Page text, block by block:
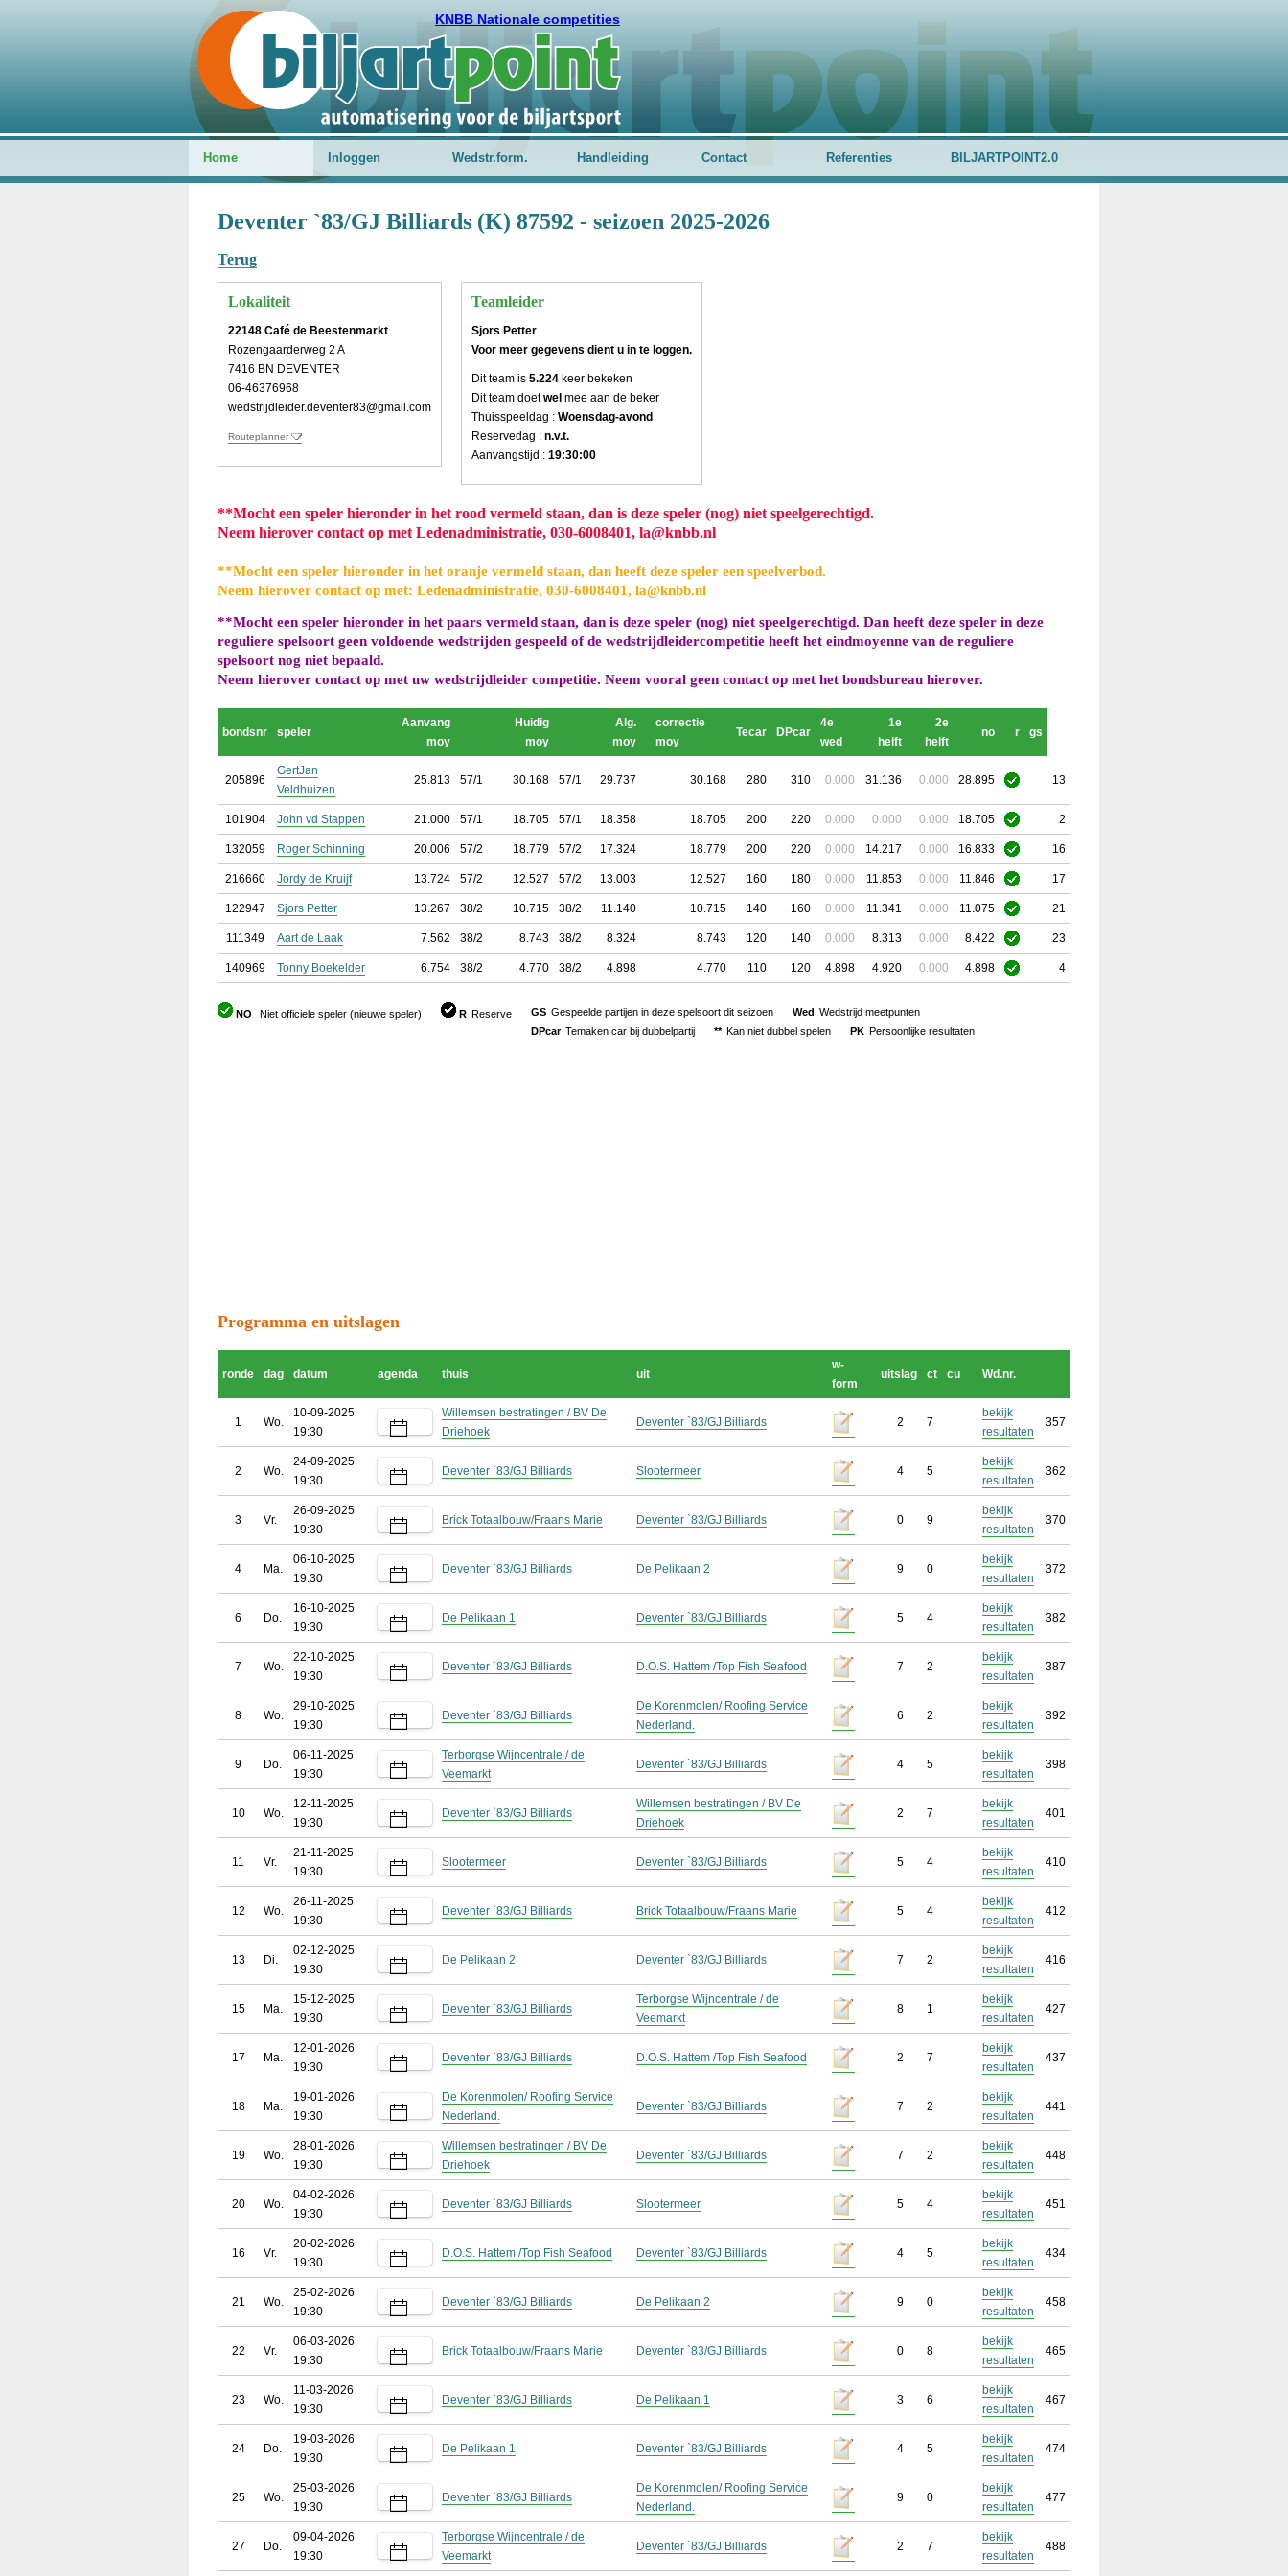
KNBB Nationale competities
Home Inloggen Wedstr.form. Handleiding Contact Referenties BILJARTPOINT2.0
Deventer `83/GJ Billiards (K) 87592 - seizoen 2025-2026
Terug
Lokaliteit
22148 Café de Beestenmarkt
Rozengaarderweg 2 A
7416 BN DEVENTER
06-46376968
wedstrijdleider.deventer83@gmail.com
Routeplanner
Teamleider
Sjors Petter
Voor meer gegevens dient u in te loggen.
Dit team is 5.224 keer bekeken
Dit team doetwel mee aan de beker
Thuisspeeldag : Woensdag-avond
Reservedag : n.v.t.
Aanvangstijd : 19:30:00
**Mocht een speler hieronder in het rood vermeld staan, dan is deze speler (nog) niet speelgerechtigd.
Neem hierover contact op met Ledenadministratie, 030-6008401, la@knbb.nl
**Mocht een speler hieronder in het oranje vermeld staan, dan heeft deze speler een speelverbod.
Neem hierover contact op met: Ledenadministratie, 030-6008401, la@knbb.nl
**Mocht een speler hieronder in het paars vermeld staan, dan is deze speler (nog) niet speelgerechtigd. Dan heeft deze speler in deze
reguliere spelsoort geen voldoende wedstrijden gespeeld of de wedstrijdleidercompetitie heeft het eindmoyenne van de reguliere
spelsoort nog niet bepaald.
Neem hierover contact op met uw wedstrijdleider competitie. Neem vooral geen contact op met het bondsbureau hierover.
bondsnr speler
Aanvang
moy
Huidig
moy
Alg.
moy
correctie
moy
Tecar DPcar
4e
wed
1e
helft
2e
helft
no r gs
205896
GertJan
Veldhuizen
25.813 57/1 30.168 57/1 29.737 30.168 280 310 0.000 31.136 0.000 28.895 13
101904 John vd Stappen 21.000 57/1 18.705 57/1 18.358 18.705 200 220 0.000 0.000 0.000 18.705 2
132059 Roger Schinning 20.006 57/2 18.779 57/2 17.324 18.779 200 220 0.000 14.217 0.000 16.833 16
216660 Jordy de Kruijf 13.724 57/2 12.527 57/2 13.003 12.527 160 180 0.000 11.853 0.000 11.846 17
122947 Sjors Petter 13.267 38/2 10.715 38/2 11.140 10.715 140 160 0.000 11.341 0.000 11.075 21
111349 Aart de Laak 7.562 38/2 8.743 38/2 8.324 8.743 120 140 0.000 8.313 0.000 8.422 23
140969 Tonny Boekelder 6.754 38/2 4.770 38/2 4.898 4.770 110 120 4.898 4.920 0.000 4.898 4
NO Niet officiele speler (nieuwe speler) R Reserve GS Gespeelde partijen in deze spelsoort dit seizoen Wed Wedstrijd meetpunten
DPcar Temaken car bij dubbelpartij ** Kan niet dubbel spelen PK Persoonlijke resultaten
Programma en uitslagen
ronde dag datum agenda thuis uit
w-
form
uitslag ct cu Wd.nr.
1 Wo.
10-09-2025
19:30
Willemsen bestratingen / BV De
Driehoek
Deventer `83/GJ Billiards 2 7
bekijk
resultaten
357
2 Wo.
24-09-2025
19:30
Deventer `83/GJ Billiards Slootermeer 4 5
bekijk
resultaten
362
3 Vr.
26-09-2025
19:30
Brick Totaalbouw/Fraans Marie Deventer `83/GJ Billiards 0 9
bekijk
resultaten
370
4 Ma.
06-10-2025
19:30
Deventer `83/GJ Billiards De Pelikaan 2 9 0
bekijk
resultaten
372
6 Do.
16-10-2025
19:30
De Pelikaan 1 Deventer `83/GJ Billiards 5 4
bekijk
resultaten
382
7 Wo.
22-10-2025
19:30
Deventer `83/GJ Billiards D.O.S. Hattem /Top Fish Seafood 7 2
bekijk
resultaten
387
8 Wo.
29-10-2025
19:30
Deventer `83/GJ Billiards
De Korenmolen/ Roofing Service
Nederland.
6 2
bekijk
resultaten
392
9 Do.
06-11-2025
19:30
Terborgse Wijncentrale / de
Veemarkt
Deventer `83/GJ Billiards 4 5
bekijk
resultaten
398
10 Wo.
12-11-2025
19:30
Deventer `83/GJ Billiards
Willemsen bestratingen / BV De
Driehoek
2 7
bekijk
resultaten
401
11 Vr.
21-11-2025
19:30
Slootermeer Deventer `83/GJ Billiards 5 4
bekijk
resultaten
410
12 Wo.
26-11-2025
19:30
Deventer `83/GJ Billiards Brick Totaalbouw/Fraans Marie 5 4
bekijk
resultaten
412
13 Di.
02-12-2025
19:30
De Pelikaan 2 Deventer `83/GJ Billiards 7 2
bekijk
resultaten
416
15 Ma.
15-12-2025
19:30
Deventer `83/GJ Billiards
Terborgse Wijncentrale / de
Veemarkt
8 1
bekijk
resultaten
427
17 Ma.
12-01-2026
19:30
Deventer `83/GJ Billiards D.O.S. Hattem /Top Fish Seafood 2 7
bekijk
resultaten
437
18 Ma.
19-01-2026
19:30
De Korenmolen/ Roofing Service
Nederland.
Deventer `83/GJ Billiards 7 2
bekijk
resultaten
441
19 Wo.
28-01-2026
19:30
Willemsen bestratingen / BV De
Driehoek
Deventer `83/GJ Billiards 7 2
bekijk
resultaten
448
20 Wo.
04-02-2026
19:30
Deventer `83/GJ Billiards Slootermeer 5 4
bekijk
resultaten
451
16 Vr.
20-02-2026
19:30
D.O.S. Hattem /Top Fish Seafood Deventer `83/GJ Billiards 4 5
bekijk
resultaten
434
21 Wo.
25-02-2026
19:30
Deventer `83/GJ Billiards De Pelikaan 2 9 0
bekijk
resultaten
458
22 Vr.
06-03-2026
19:30
Brick Totaalbouw/Fraans Marie Deventer `83/GJ Billiards 0 8
bekijk
resultaten
465
23 Wo.
11-03-2026
19:30
Deventer `83/GJ Billiards De Pelikaan 1 3 6
bekijk
resultaten
467
24 Do.
19-03-2026
19:30
De Pelikaan 1 Deventer `83/GJ Billiards 4 5
bekijk
resultaten
474
25 Wo.
25-03-2026
19:30
Deventer `83/GJ Billiards
De Korenmolen/ Roofing Service
Nederland.
9 0
bekijk
resultaten
477
27 Do.
09-04-2026
19:30
Terborgse Wijncentrale / de
Veemarkt
Deventer `83/GJ Billiards 2 7
bekijk
resultaten
488